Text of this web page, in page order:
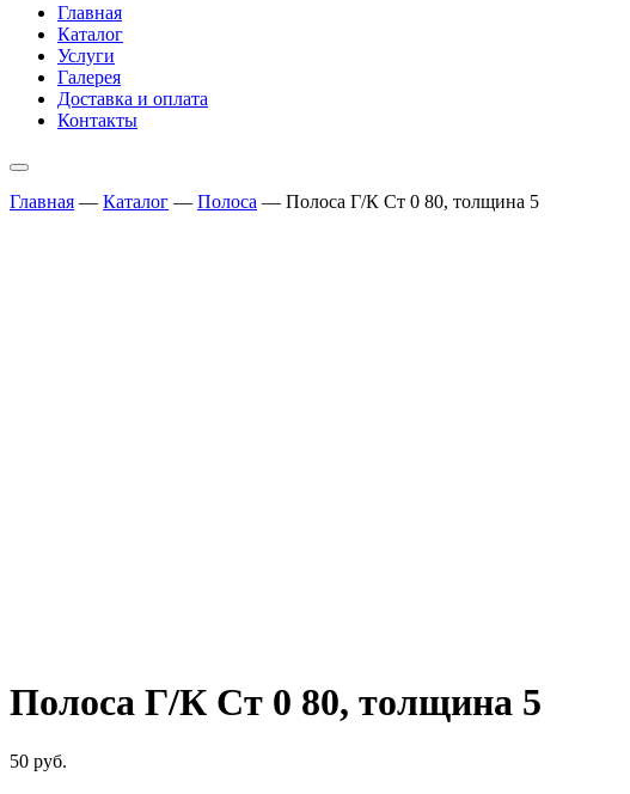
Главная
Каталог
Услуги
Галерея
Доставка и оплата
Контакты
Главная — Каталог — Полоса — Полоса Г/К Ст 0 80, толщина 5
Полоса Г/К Ст 0 80, толщина 5
50 руб.